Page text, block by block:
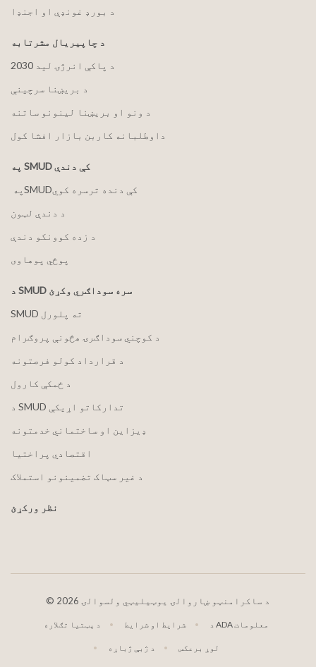
د بورډ غونډې او اجنډا
د چاپیریال مشرتابه
2030 د پاکې انرژۍ لید
د بریښنا سرچینې
د ونو او بریښنا لینونو ساتنه
داوطلبانه کاربن بازار افشا کول
په SMUD کې دندې
په ‏‎SMUD‎‏ کې دنده ترسره کوي
د دندې لټون
د زده کوونکو دندې
پوځي پوهاوی
د SMUD سره سوداګري وکړئ
SMUD ته پلورل
د کوچني سوداګرۍ هڅونې پروګرام
د قرارداد کولو فرصتونه
د ځمکې کارول
د SMUD تدارکاتو اړیکې
ډیزاین او ساختماني خدمتونه
اقتصادي پراختیا
د غیر سټاک تضمینونو استملاک
نظر ورکړئ
© 2026 د ساکرامنټو ښاروالۍ یوټیلیټي ولسوالۍ
د پټتیا تګلاره شرایط او شرایط د ADA معلومات
د ژبې ژباړه لوړ برعکس